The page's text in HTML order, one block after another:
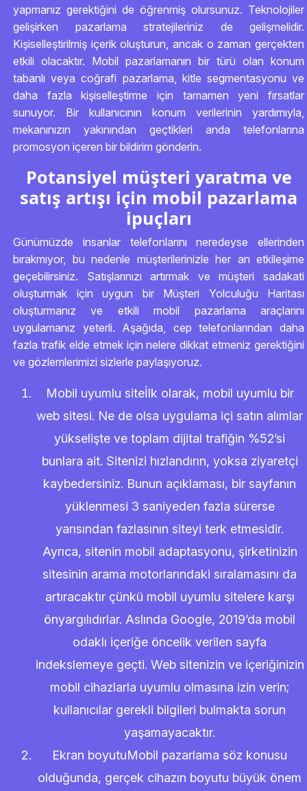
yapmanız gerektiğini de öğrenmiş olursunuz. Teknolojiler
gelişirken pazarlama stratejileriniz de gelişmelidir.
Kişiselleştirilmiş içerik oluşturun, ancak o zaman gerçekten
etkili olacaktır. Mobil pazarlamanın bir türü olan konum
tabanlı veya coğrafi pazarlama, kitle segmentasyonu ve
daha fazla kişiselleştirme için tamamen yeni fırsatlar
sunuyor. Bir kullanıcının konum verilerinin yardımıyla,
mekanınızın yakınından geçtikleri anda telefonlarına
promosyon içeren bir bildirim gönderin.
Potansiyel müşteri yaratma ve
satış artışı için mobil pazarlama
ipuçları
Günümüzde insanlar telefonlarını neredeyse ellerinden
bırakmıyor, bu nedenle müşterilerinizle her an etkileşime
geçebilirsiniz. Satışlarınızı artırmak ve müşteri sadakati
oluşturmak için uygun bir Müşteri Yolculuğu Haritası
oluşturmanız ve etkili mobil pazarlama araçlarını
uygulamanız yeterli. Aşağıda, cep telefonlarından daha
fazla trafik elde etmek için nelere dikkat etmeniz gerektiğini
ve gözlemlerimizi sizlerle paylaşıyoruz.
Mobil uyumlu siteİlk olarak, mobil uyumlu bir
web sitesi. Ne de olsa uygulama içi satın alımlar
yükselişte ve toplam dijital trafiğin %52’si
bunlara ait. Sitenizi hızlandırın, yoksa ziyaretçi
kaybedersiniz. Bunun açıklaması, bir sayfanın
yüklenmesi 3 saniyeden fazla sürerse
yarısından fazlasının siteyi terk etmesidir.
Ayrıca, sitenin mobil adaptasyonu, şirketinizin
sitesinin arama motorlarındaki sıralamasını da
artıracaktır çünkü mobil uyumlu sitelere karşı
önyargılıdırlar. Aslında Google, 2019’da mobil
odaklı içeriğe öncelik verilen sayfa
indekslemeye geçti. Web sitenizin ve içeriğinizin
mobil cihazlarla uyumlu olmasına izin verin;
kullanıcılar gerekli bilgileri bulmakta sorun
yaşamayacaktır.
Ekran boyutuMobil pazarlama söz konusu
olduğunda, gerçek cihazın boyutu büyük önem